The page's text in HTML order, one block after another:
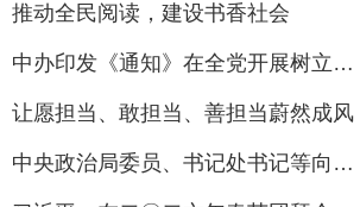
推动全民阅读，建设书香社会
中办印发《通知》在全党开展树立和践行正确政绩观学习教育
让愿担当、敢担当、善担当蔚然成风
中央政治局委员、书记处书记等向党中央和习近平总书记述职